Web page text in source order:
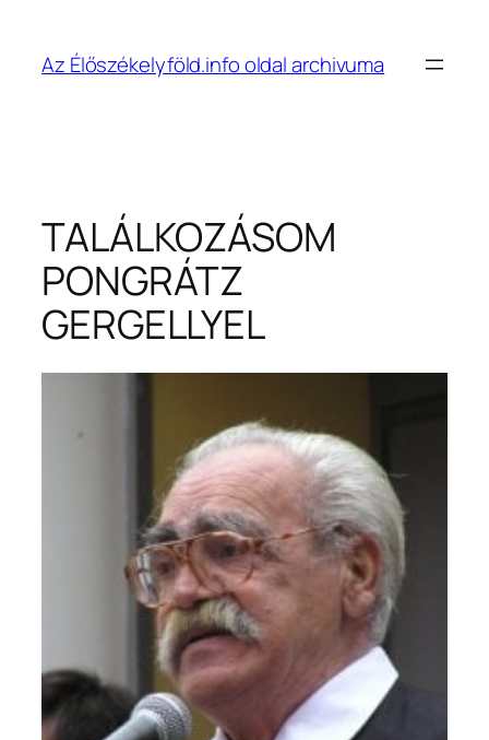
tartalomhoz
Az Élőszékelyföld.info oldal archivuma
TALÁLKOZÁSOM
PONGRÁTZ
GERGELLYEL